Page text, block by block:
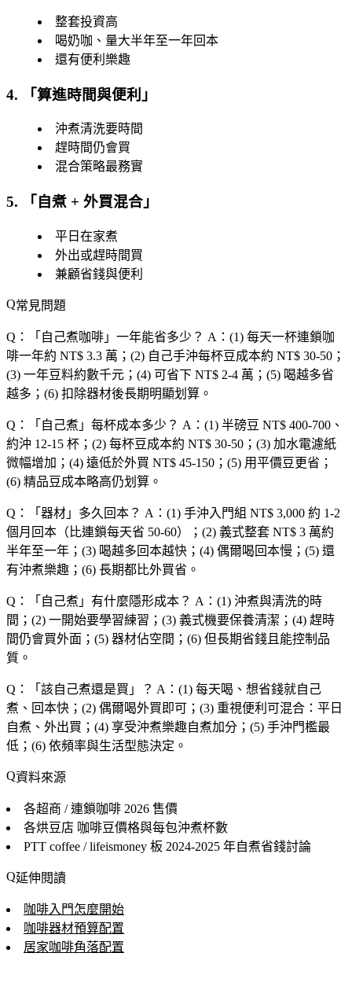
整套投資高
喝奶咖、量大半年至一年回本
還有便利樂趣
4. 「算進時間與便利 」
沖煮清洗要時間
趕時間仍會買
混合策略最務實
5. 「 自煮 + 外買混合 」
平日在家煮
外出或趕時間買
兼顧省錢與便利
常見問題
Q：「 自己煮咖啡 」一年能省多少？ A：(1) 每天一杯連鎖咖
啡一年約 NT$ 3.3 萬；(2) 自己手沖每杯豆成本約 NT$ 30-50；
(3) 一年豆料約數千元；(4) 可省下 NT$ 2-4 萬；(5) 喝越多省
越多；(6) 扣除器材後長期明顯划算。
Q：「 自己煮 」每杯成本多少？ A：(1) 半磅豆 NT$ 400-700、
約沖 12-15 杯；(2) 每杯豆成本約 NT$ 30-50；(3) 加水電濾紙
微幅增加；(4) 遠低於外買 NT$ 45-150；(5) 用平價豆更省；
(6) 精品豆成本略高仍划算。
Q：「 器材 」多久回本？ A：(1) 手沖入門組 NT$ 3,000 約 1-2
個月回本（比連鎖每天省 50-60）；(2) 義式整套 NT$ 3 萬約
半年至一年；(3) 喝越多回本越快；(4) 偶爾喝回本慢；(5) 還
有沖煮樂趣；(6) 長期都比外買省。
Q：「 自己煮 」有什麼隱形成本？ A：(1) 沖煮與清洗的時
間；(2) 一開始要學習練習；(3) 義式機要保養清潔；(4) 趕時
間仍會買外面；(5) 器材佔空間；(6) 但長期省錢且能控制品
質。
Q：「 該自己煮還是買 」？ A：(1) 每天喝、想省錢就自己
煮、回本快；(2) 偶爾喝外買即可；(3) 重視便利可混合：平日
自煮、外出買；(4) 享受沖煮樂趣自煮加分；(5) 手沖門檻最
低；(6) 依頻率與生活型態決定。
資料來源
各超商 / 連鎖咖啡 2026 售價
各烘豆店 咖啡豆價格與每包沖煮杯數
PTT coffee / lifeismoney 板 2024-2025 年自煮省錢討論
延伸閱讀
咖啡入門怎麼開始
咖啡器材預算配置
居家咖啡角落配置